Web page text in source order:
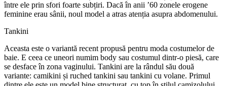
între ele prin sfori foarte subțiri. Dacă în anii ’60 zonele erogene
feminine erau sânii, noul model a atras atenția asupra abdomenului.
Tankini
Aceasta este o variantă recent propusă pentru moda costumelor de
baie. E ceea ce uneori numim body sau costumul dintr-o piesă, care
se desface în zona vaginului. Tankini are la rândul său două
variante: camikini și ruched tankini sau tankini cu volane. Primul